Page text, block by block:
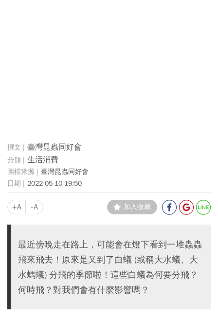
臺灣昆蟲同好會
生活消費
臺灣昆蟲同好會
2022-05-10 19:50
+A -A 加入收藏
最近傍晚走在路上，可能會在燈下看到一堆蟲蟲
飛來飛去！原來是又到了白蟻 (或稱大水蟻、大
水螞蟻) 分飛的季節啦！這些白蟻為何要分飛？
何時飛？對我們會有什麼影響嗎？